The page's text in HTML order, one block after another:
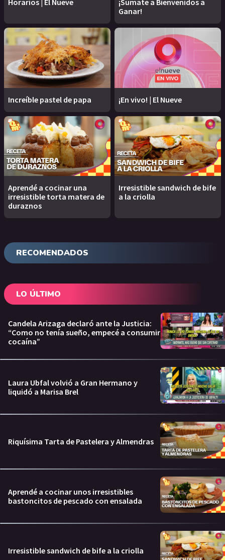
Horarios | El Nueve
¡Sumate a Bienvenidos a
Ganar!
Increíble pastel de papa ¡En vivo! | El Nueve
Aprendé a cocinar una
irresistible torta matera de
duraznos
Irresistible sandwich de bife
a la criolla
RECOMENDADOS
LO ÚLTIMO
Candela Arizaga declaró ante la Justicia:
“Como no tenía sueño, empecé a consumir
cocaína”
Laura Ubfal volvió a Gran Hermano y
liquidó a Marisa Brel
Riquísima Tarta de Pastelera y Almendras
Aprendé a cocinar unos irresistibles
bastoncitos de pescado con ensalada
Irresistible sandwich de bife a la criolla